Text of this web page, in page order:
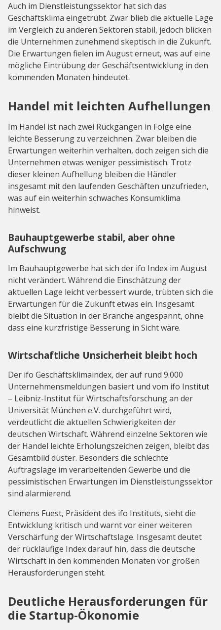
Auch im Dienstleistungssektor hat sich das
Geschäftsklima eingetrübt. Zwar blieb die aktuelle Lage
im Vergleich zu anderen Sektoren stabil, jedoch blicken
die Unternehmen zunehmend skeptisch in die Zukunft.
Die Erwartungen fielen im August erneut, was auf eine
mögliche Eintrübung der Geschäftsentwicklung in den
kommenden Monaten hindeutet.
Handel mit leichten Aufhellungen
Im Handel ist nach zwei Rückgängen in Folge eine
leichte Besserung zu verzeichnen. Zwar bleiben die
Erwartungen weiterhin verhalten, doch zeigen sich die
Unternehmen etwas weniger pessimistisch. Trotz
dieser kleinen Aufhellung bleiben die Händler
insgesamt mit den laufenden Geschäften unzufrieden,
was auf ein weiterhin schwaches Konsumklima
hinweist.
Bauhauptgewerbe stabil, aber ohne
Aufschwung
Im Bauhauptgewerbe hat sich der ifo Index im August
nicht verändert. Während die Einschätzung der
aktuellen Lage leicht verbessert wurde, trübten sich die
Erwartungen für die Zukunft etwas ein. Insgesamt
bleibt die Situation in der Branche angespannt, ohne
dass eine kurzfristige Besserung in Sicht wäre.
Wirtschaftliche Unsicherheit bleibt hoch
Der ifo Geschäftsklimaindex, der auf rund 9.000
Unternehmensmeldungen basiert und vom ifo Institut
– Leibniz-Institut für Wirtschaftsforschung an der
Universität München e.V. durchgeführt wird,
verdeutlicht die aktuellen Schwierigkeiten der
deutschen Wirtschaft. Während einzelne Sektoren wie
der Handel leichte Erholungszeichen zeigen, bleibt das
Gesamtbild düster. Besonders die schlechte
Auftragslage im verarbeitenden Gewerbe und die
pessimistischen Erwartungen im Dienstleistungssektor
sind alarmierend.
Clemens Fuest, Präsident des ifo Instituts, sieht die
Entwicklung kritisch und warnt vor einer weiteren
Verschärfung der Wirtschaftslage. Insgesamt deutet
der rückläufige Index darauf hin, dass die deutsche
Wirtschaft in den kommenden Monaten vor großen
Herausforderungen steht.
Deutliche Herausforderungen für
die Startup-Ökonomie